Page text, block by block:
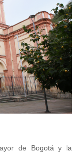
de Bogotá y la